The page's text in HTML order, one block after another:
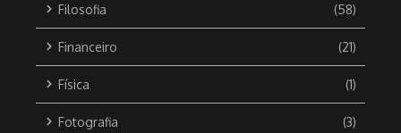
Filosofia (58)
Financeiro (21)
Física (1)
Fotografia (3)